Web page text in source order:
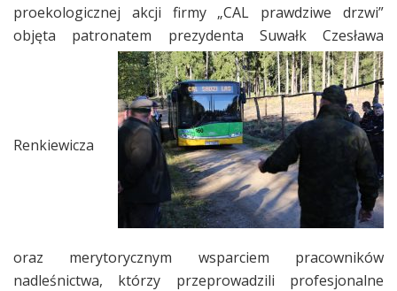
proekologicznej akcji firmy „CAL prawdziwe drzwi”
objęta patronatem prezydenta Suwałk Czesława
Renkiewicza
oraz merytorycznym wsparciem pracowników
nadleśnictwa, którzy przeprowadzili profesjonalne